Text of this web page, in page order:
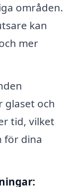
områden.
kan
mer
glaset och
tid, vilket
för dina